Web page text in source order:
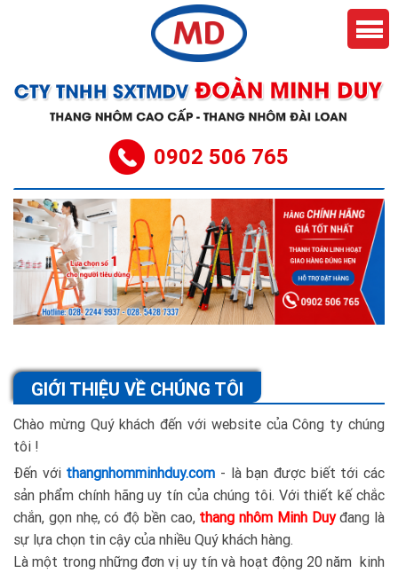
0902 506 765
GIỚI THIỆU VỀ CHÚNG TÔI
Chào mừng Quý khách đến với website của Công ty chúng
tôi !
Đến với thangnhomminhduy.com - là bạn được biết tới các
sản phẩm chính hãng uy tín của chúng tôi. Với thiết kế chắc
chắn, gọn nhẹ, có độ bền cao, thang nhôm Minh Duyđang là
sự lựa chọn tin cậy của nhiều Quý khách hàng.
Là một trong những đơn vị uy tín và hoạt động 20 năm kinh